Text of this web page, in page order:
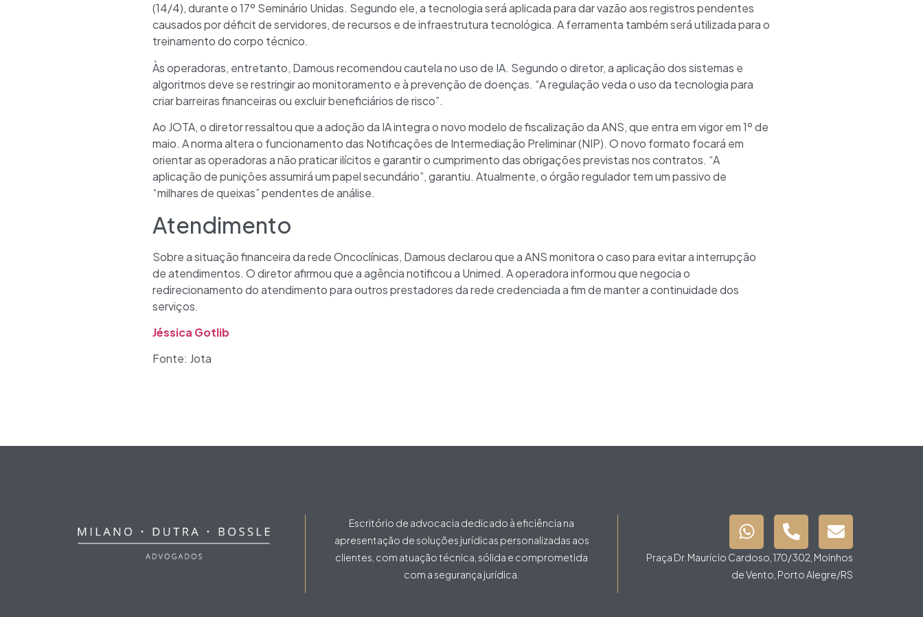
(14/4), durante o 17º Seminário Unidas. Segundo ele, a tecnologia será aplicada para dar vazão aos registros pendentes
causados por déficit de servidores, de recursos e de infraestrutura tecnológica. A ferramenta também será utilizada para o
treinamento do corpo técnico.
Às operadoras, entretanto, Damous recomendou cautela no uso de IA. Segundo o diretor, a aplicação dos sistemas e
algoritmos deve se restringir ao monitoramento e à prevenção de doenças. “A regulação veda o uso da tecnologia para
criar barreiras financeiras ou excluir beneficiários de risco”.
Ao JOTA, o diretor ressaltou que a adoção da IA integra o novo modelo de fiscalização da ANS, que entra em vigor em 1º de
maio. A norma altera o funcionamento das Notificações de Intermediação Preliminar (NIP). O novo formato focará em
orientar as operadoras a não praticar ilícitos e garantir o cumprimento das obrigações previstas nos contratos. “A
aplicação de punições assumirá um papel secundário”, garantiu. Atualmente, o órgão regulador tem um passivo de
“milhares de queixas” pendentes de análise.
Atendimento
Sobre a situação financeira da rede Oncoclínicas, Damous declarou que a ANS monitora o caso para evitar a interrupção
de atendimentos. O diretor afirmou que a agência notificou a Unimed. A operadora informou que negocia o
redirecionamento do atendimento para outros prestadores da rede credenciada a fim de manter a continuidade dos
serviços.
Jéssica Gotlib
Fonte: Jota
Escritório de advocacia dedicado à eficiência na
apresentação de soluções jurídicas personalizadas aos
clientes, com atuação técnica, sólida e comprometida
com a segurança jurídica.
Praça Dr. Maurício Cardoso, 170/302, Moinhos
de Vento, Porto Alegre/RS